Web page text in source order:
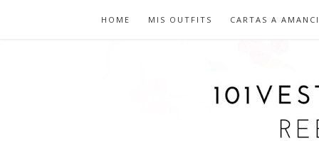
HOME MIS OUTFITS CARTAS A